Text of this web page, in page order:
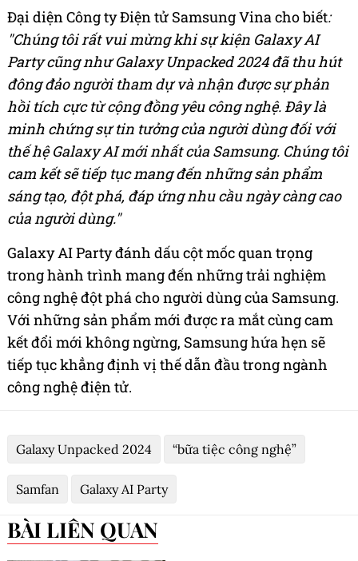
Đại diện Công ty Điện tử Samsung Vina cho biết:
"Chúng tôi rất vui mừng khi sự kiện Galaxy AI
Party cũng như Galaxy Unpacked 2024 đã thu hút
đông đảo người tham dự và nhận được sự phản
hồi tích cực từ cộng đồng yêu công nghệ. Đây là
minh chứng sự tin tưởng của người dùng đối với
thế hệ Galaxy AI mới nhất của Samsung. Chúng tôi
cam kết sẽ tiếp tục mang đến những sản phẩm
sáng tạo, đột phá, đáp ứng nhu cầu ngày càng cao
của người dùng."
Galaxy AI Party đánh dấu cột mốc quan trọng
trong hành trình mang đến những trải nghiệm
công nghệ đột phá cho người dùng của Samsung.
Với những sản phẩm mới được ra mắt cùng cam
kết đổi mới không ngừng, Samsung hứa hẹn sẽ
tiếp tục khẳng định vị thế dẫn đầu trong ngành
công nghệ điện tử.
Galaxy Unpacked 2024 “bữa tiệc công nghệ”
Samfan Galaxy AI Party
BÀI LIÊN QUAN